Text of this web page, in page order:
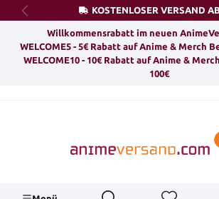
springen KOSTENLOSER VERSAND
Willkommensrabatt im neuen
WELCOME5 - 5€ Rabatt auf Anime & Merch
WELCOME10 - 10€ Rabatt auf Anime &
100€